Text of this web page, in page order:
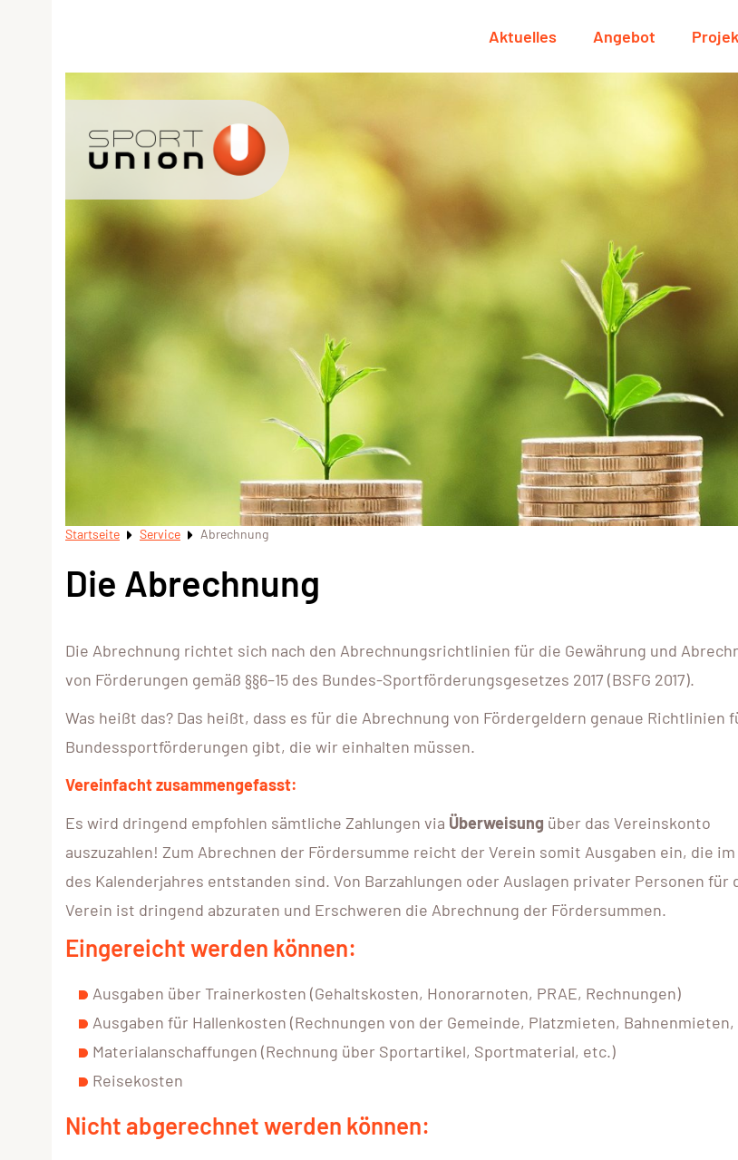
Aktuelles Angebot
Startseite Service Abrechnung
Die Abrechnung
Die Abrechnung richtet sich nach den Abrechnungsrichtlinien für die Gewährung und
von Förderungen gemäß §§6–15 des Bundes-Sportförderungsgesetzes 2017 (BSFG 2017).
Was heißt das? Das heißt, dass es für die Abrechnung von Fördergeldern genaue Richtlinien
Bundessportförderungen gibt, die wir einhalten müssen.
Vereinfacht zusammengefasst:
Es wird dringend empfohlen sämtliche Zahlungen via Überweisung über das Vereinskonto
auszuzahlen! Zum Abrechnen der Fördersumme reicht der Verein somit Ausgaben ein, die im
des Kalenderjahres entstanden sind. Von Barzahlungen oder Auslagen privater Personen für
Verein ist dringend abzuraten und Erschweren die Abrechnung der Fördersummen.
Eingereicht werden können:
Ausgaben über Trainerkosten (Gehaltskosten, Honorarnoten, PRAE, Rechnungen)
Ausgaben für Hallenkosten (Rechnungen von der Gemeinde, Platzmieten,
Materialanschaffungen (Rechnung über Sportartikel, Sportmaterial, etc.)
Reisekosten
Nicht abgerechnet werden können: